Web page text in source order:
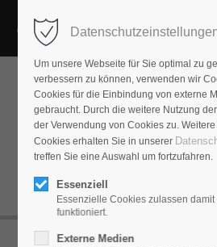
Um unsere Webseite für Sie optimal zu
verbessern zu können, verwenden wir
Cookies für die Einbindung von externe
gebraucht. Durch die weitere Nutzung
der Verwendung von Cookies zu.
Cookies erhalten Sie in unserer
treffen Sie eine Auswahl um fortzufahren.
Essenziell
Essenzielle Cookies zulassen
funktioniert.
Externe Medien